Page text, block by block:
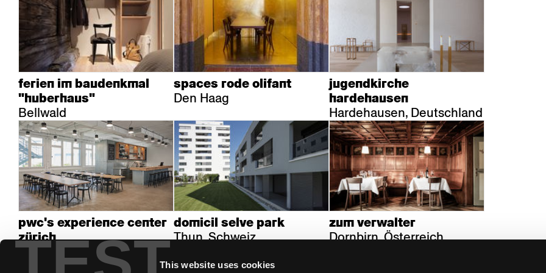
This website uses cookies
ferien im baudenkmal
"huberhaus"
Bellwald
spaces rode olifant
Den Haag
jugendkirche
hardehausen
Hardehausen, Deutschland
pwc's experience center
zürich
Zürich, Schweiz
domicil selve park
Thun, Schweiz
zum verwalter
Dornbirn, Österreich